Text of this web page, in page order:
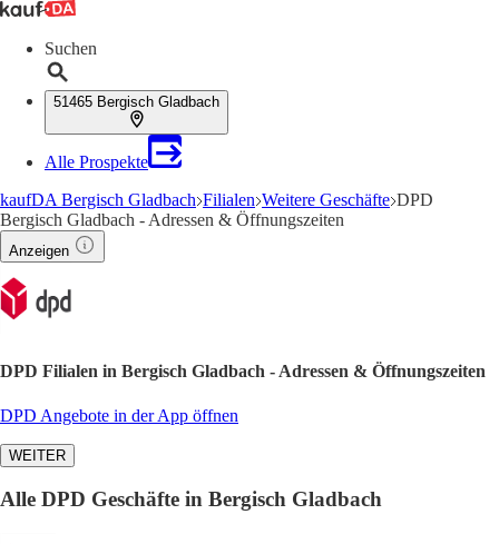
Suchen
51465 Bergisch Gladbach
Alle Prospekte
kaufDA Bergisch Gladbach Filialen Weitere Geschäfte DPD
Bergisch Gladbach - Adressen & Öffnungszeiten
Anzeigen
DPD Filialen in Bergisch Gladbach - Adressen & Öffnungszeiten
DPD Angebote in der App öffnen
WEITER
Alle DPD Geschäfte in Bergisch Gladbach